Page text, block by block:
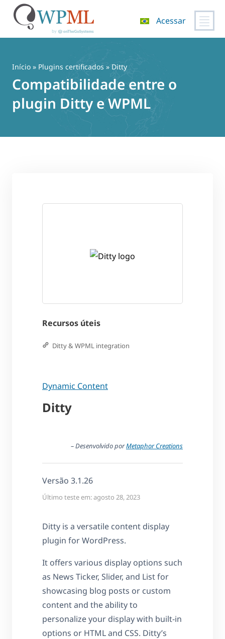
Acessar
Início » Plugins certificados » Ditty
Compatibilidade entre o
plugin Ditty e WPML
Recursos úteis
Ditty & WPML integration
Dynamic Content
Ditty
– Desenvolvido porMetaphor Creations
Versão 3.1.26
Último teste em: agosto 28, 2023
Ditty is a versatile content display
plugin for WordPress.
It offers various display options such
as News Ticker, Slider, and List for
showcasing blog posts or custom
content and the ability to
personalize your display with built-in
options or HTML and CSS. Ditty’s